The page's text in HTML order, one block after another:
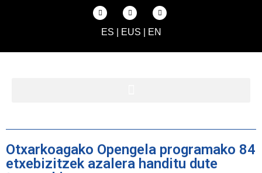
ES EUS EN
Otxarkoagako Opengela programako 84
etxebizitzek azalera handitu dute